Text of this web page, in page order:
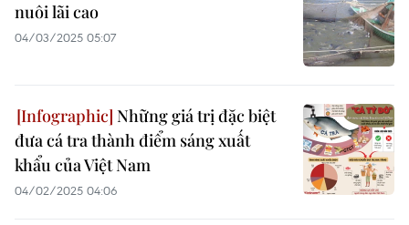
nuôi lãi cao
04/03/2025 05:07
Những giá trị đặc biệt
đưa cá tra thành điểm sáng xuất
khẩu của Việt Nam
04/02/2025 04:06